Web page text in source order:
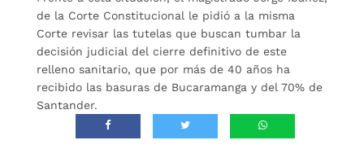
de la Corte Constitucional le pidió a la misma
Corte revisar las tutelas que buscan tumbar la
decisión judicial del cierre definitivo de este
relleno sanitario, que por más de 40 años ha
recibido las basuras de Bucaramanga y del 70% de
Santander.